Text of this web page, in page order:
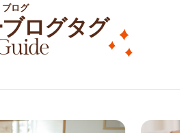
ブログ
ログタグ